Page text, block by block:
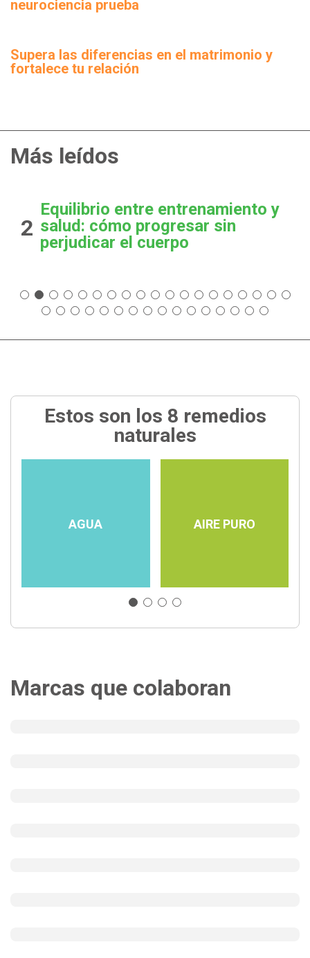
neurociencia prueba
Supera las diferencias en el matrimonio y
fortalece tu relación
Más leídos
2
Equilibrio entre entrenamiento y
salud: cómo progresar sin
perjudicar el cuerpo
Estos son los 8 remedios
naturales
AGUA AIRE PURO
Marcas que colaboran